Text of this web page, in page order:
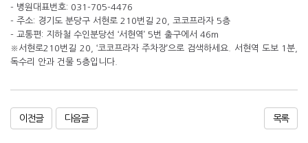
- 병원대표번호: 031-705-4476
- 주소: 경기도 분당구 서현로 210번길 20, 코코프라자 5층
- 교통편: 지하철 수인분당선 ‘서현역’ 5번 출구에서 46m
※서현로210번길 20, ‘코코프라자 주차장’으로 검색하세요. 서현역 도보 1분,
독수리 안과 건물 5층입니다.
이전글 다음글 목록